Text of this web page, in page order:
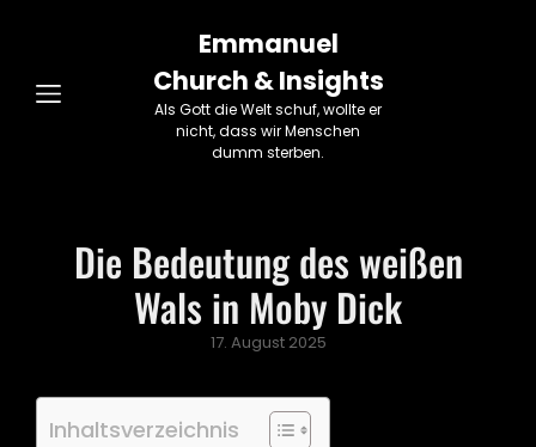
Emmanuel
Church & Insights
Als Gott die Welt schuf, wollte er
nicht, dass wir Menschen
dumm sterben.
Die Bedeutung des weißen
Wals in Moby Dick
Posted
17. August 2025
Inhaltsverzeichnis